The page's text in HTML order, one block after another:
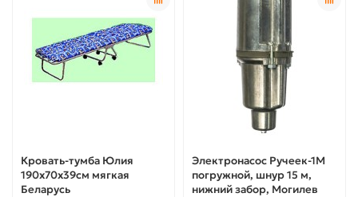
Кровать-тумба Юлия
190х70х39см мягкая
Беларусь
Электронасос Ручеек-1М
погружной, шнур 15 м,
нижний забор, Могилев